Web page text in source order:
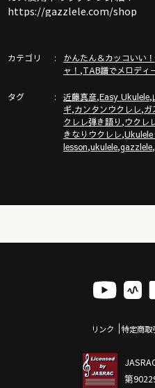
https://gazzlele.com/shop
https://gazzlele.com/
http://www.gazzlele.com/
ガズレレのアプリ「ガズレシピ
https://gazzlele.com/
カテゴリ かんたん＆カッコいい！
ャ！ ,TAB譜でメロディ
タグ 近藤真彦,Easy Ukulele,
ギ,カンタンウクレレ,ガ
クレレ弾き語り ,ウクレ
きなりウクレレ,
lesson,ukulele,gazzlele,
リンク 特定商取
第